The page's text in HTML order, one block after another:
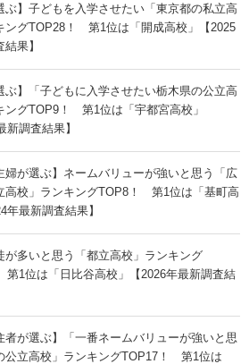
ぶ】子どもを入学させたい「東京都の私立高
ングTOP28！ 第1位は「開成高校」【2025
果】
ぶ】「子どもに入学させたい栃木県の公立高
ングTOP9！ 第1位は「宇都宮高校」
新調査結果】
婦が選ぶ】ネームバリューが強いと思う「広
高校」ランキングTOP8！ 第1位は「基町高
年最新調査結果】
が多いと思う「都立高校」ランキング
1位は「日比谷高校」【2026年最新調査結
者が選ぶ】「一番ネームバリューが強いと思
公立高校」ランキングTOP17！ 第1位は